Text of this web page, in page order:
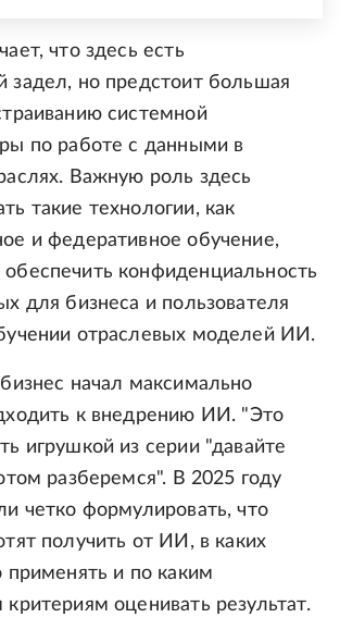
что здесь есть
задел, но предстоит большая
системной
по работе с данными в
Важную роль здесь
такие технологии, как
и федеративное обучение,
конфиденциальность
для бизнеса и пользователя
отраслевых моделей ИИ.
бизнес начал максимально
к внедрению ИИ. "Это
игрушкой из серии "давайте
разберемся". В 2025 году
четко формулировать, что
получить от ИИ, в каких
применять и по каким
оценивать результат.